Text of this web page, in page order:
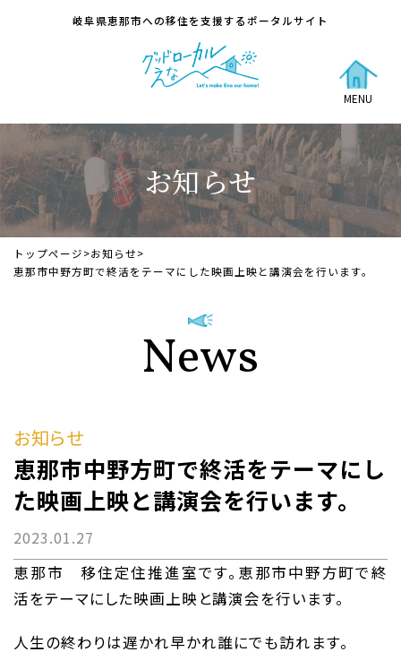
岐阜県恵那市への移住を支援するポータルサイト
MENU
お知らせ
トップページ>お知らせ>
恵那市中野方町で終活をテーマにした映画上映と講演会を行います。
News
お知らせ
恵那市中野方町で終活をテーマにし
た映画上映と講演会を行います。
2023.01.27
恵那市 移住定住推進室です。恵那市中野方町で終
活をテーマにした映画上映と講演会を行います。
人生の終わりは遅かれ早かれ誰にでも訪れます。